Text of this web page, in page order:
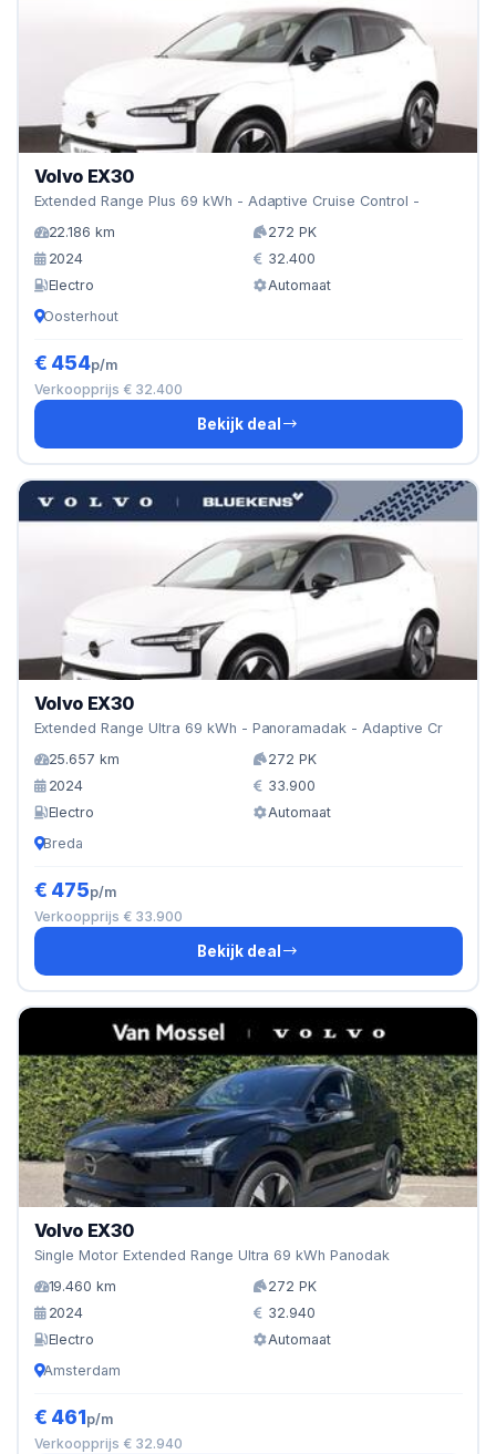
Volvo EX30
Extended Range Plus 69 kWh - Adaptive Cruise Control -
22.186 km
272 PK
2024
32.400
Electro
Automaat
Oosterhout
€ 454p/m
Verkoopprijs € 32.400
Bekijk deal
Volvo EX30
Extended Range Ultra 69 kWh - Panoramadak - Adaptive Cr
25.657 km
272 PK
2024
33.900
Electro
Automaat
Breda
€ 475p/m
Verkoopprijs € 33.900
Bekijk deal
Volvo EX30
Single Motor Extended Range Ultra 69 kWh Panodak
19.460 km
272 PK
2024
32.940
Electro
Automaat
Amsterdam
€ 461p/m
Verkoopprijs € 32.940